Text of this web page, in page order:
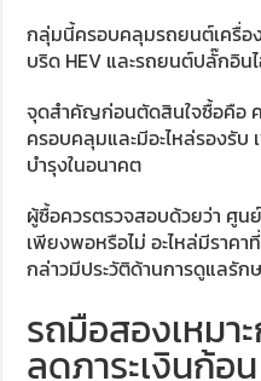
กลุ่มนี้ครอบคลุมรถยนต์เครื่อ
บริด HEV และรถยนต์ปลั๊กอิน
จุดสำคัญก่อนตัดสินใจซื้อคือ
ครอบคลุมและมีอะไหล่รองรั
บำรุงในอนาคต
ผู้ซื้อควรตรวจสอบด้วยว่า ศูน
เพียงพอหรือไม่ อะไหล่มีราคา
กล่าวมีประวัติด้านการดูแลรัก
รถมือสองเหมา
ลดภาระเงินก้อน